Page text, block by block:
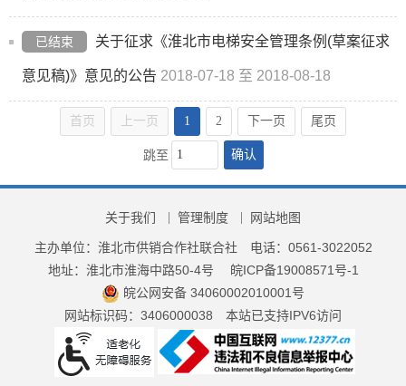
已结束 关于征求《淮北市电梯安全管理条例(草案征求
意见稿)》意见的公告 2018-07-18 至 2018-08-18
首页 上一页 1 2 下一页 尾页
跳至 确认
关于我们 管理制度 网站地图
主办单位：淮北市供销合作社联合社
电话：0561-3022052
地址：淮北市淮海中路50-4号
皖ICP备19008571号-1
皖公网安备 34060002010001号
网站标识码：3406000038
本站已支持IPV6访问